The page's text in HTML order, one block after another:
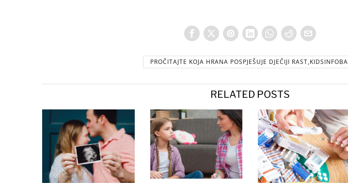
PROČITAJTE KOJA HRANA POSPJEŠUJE DJEČIJI RAST,KIDSINFOBA
RELATED POSTS